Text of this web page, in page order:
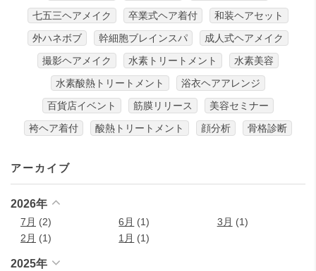
七五三ヘアメイク
卒業式ヘア着付
和装ヘアセット
外ハネボブ
幹細胞ブレインスパ
成人式ヘアメイク
撮影ヘアメイク
水素トリートメント
水素美容
水素酸熱トリートメント
浴衣ヘアアレンジ
百貨店イベント
筋膜リリース
美容セミナー
袴ヘア着付
酸熱トリートメント 顔分析 骨格診断
アーカイブ
2026年
7月 (2) 6月 (1) 3月 (1)
2月 (1) 1月 (1)
2025年